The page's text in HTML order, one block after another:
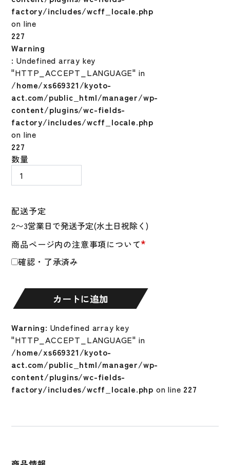
商品ページ内の注意事項について*
確認・了承済み
factory/includes/wcff_locale.php
on line
227
配送予定
数量
野
ミ
ノ
年
軟
式
用
ロ
ー
ル
エ
リ
ー
ト
プ
ェ
カートに追加
Warning
: Undefined array key
"HTTP_ACCEPT_LANGUAGE" in
/home/xs669321/kyoto-
act.com/public_html/manager/wp-
content/plugins/wc-fields-
factory/includes/wcff_locale.php
on line
227
Warning: Undefined array key
"HTTP_ACCEPT_LANGUAGE" in
/home/xs669321/kyoto-
act.com/public_html/manager/wp-
content/plugins/wc-fields-
factory/includes/wcff_locale.php on line 227